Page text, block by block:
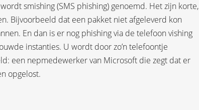
smishing (SMS phishing) genoemd. Het zijn korte,
Bijvoorbeeld dat een pakket niet afgeleverd kon
En dan is er nog phishing via de telefoon vishing
instanties. U wordt door zo’n telefoontje
een nepmedewerker van Microsoft die zegt dat er
opgelost.